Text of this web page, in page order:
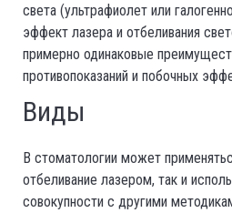
света (ультрафиолет или
эффект лазера и отбеливания
примерно одинаковые
противопоказаний и побочных
Виды
В стоматологии может
отбеливание лазером, так и
совокупности с другими